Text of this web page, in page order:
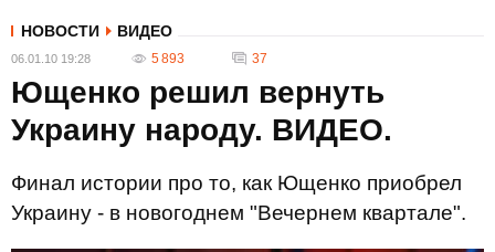
НОВОСТИ ВИДЕО
06.01.10 19:28 5 893 37
Ющенко решил вернуть
Украину народу. ВИДЕО.
Финал истории про то, как Ющенко приобрел
Украину - в новогоднем "Вечернем квартале".